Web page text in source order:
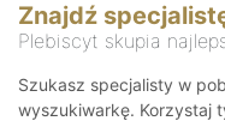
Znajdź
Plebiscyt skupia
Szukasz specjalisty w
wyszukiwarkę. Korzystaj